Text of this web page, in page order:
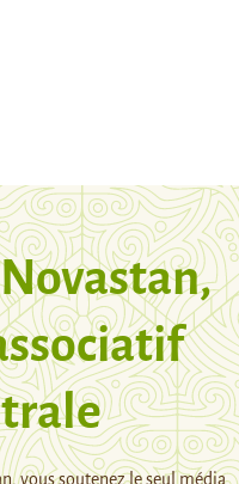
vous soutenez le seul média